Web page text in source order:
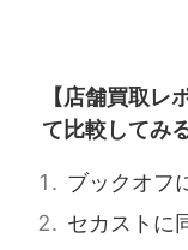
【店舗買取レ
て比較してみ
ブックオフ
セカストに